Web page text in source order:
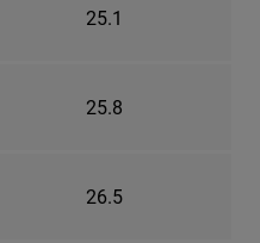
25.1
25.8
26.5